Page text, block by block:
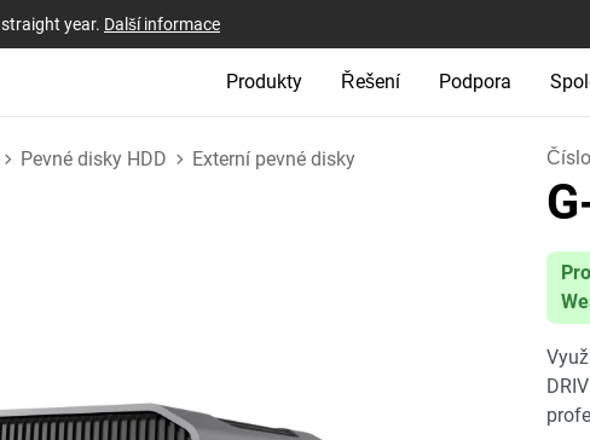
year. Další informace
Produkty Řešení Podpora
Pevné disky HDD Externí pevné disky